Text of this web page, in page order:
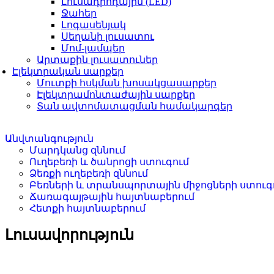
Ջահեր
Լոգասենյակ
Սեղանի լուսատու
Մոմ-լամպեր
Արտաքին լուսատուներ
Էլեկտրական սարքեր
Մուտքի հսկման խոսակցասարքեր
Էլեկտրամոնտաժային սարքեր
Տան ավտոմատացման համակարգեր
Անվտանգություն
Մարդկանց զննում
Ուղեբեռի և ծանրոցի ստուգում
Ձեռքի ուղեբեռի զննում
Բեռների և տրանսպորտային միջոցների
Ճառագայթային հայտնաբերում
Հետքի հայտնաբերում
Լուսավորություն